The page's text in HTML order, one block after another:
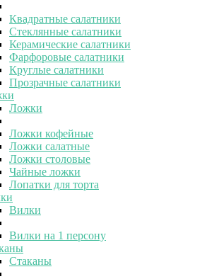
Квадратные салатники
Стеклянные салатники
Керамические салатники
Фарфоровые салатники
Круглые салатники
Прозрачные салатники
Ложки
Ложки кофейные
Ложки салатные
Ложки столовые
Чайные ложки
Лопатки для торта
Вилки
Вилки на 1 персону
Стаканы